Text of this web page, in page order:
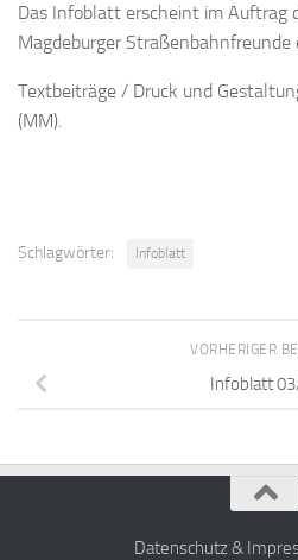
Das Infoblatt erscheint im Auftrag
Magdeburger Straßenbahnfreunde
Textbeiträge / Druck und
(MM).
Schlagwörter: Infoblatt
VORHERIGER
Infoblatt
Datenschutz &